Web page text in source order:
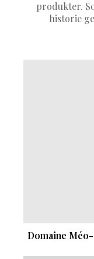
produkter.
historie
Domaine